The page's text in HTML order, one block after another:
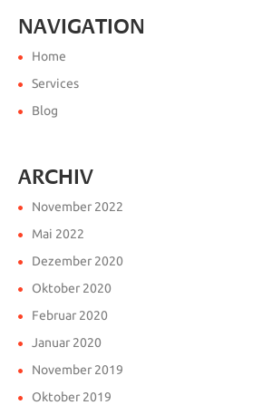
NAVIGATION
Home
Services
Blog
ARCHIV
November 2022
Mai 2022
Dezember 2020
Oktober 2020
Februar 2020
Januar 2020
November 2019
Oktober 2019